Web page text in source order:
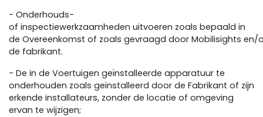
- Onderhouds-
of inspectiewerkzaamheden uitvoeren zoals bepaald in
de Overeenkomst of zoals gevraagd door Mobilisights en/
de fabrikant.
- De in de Voertuigen geïnstalleerde apparatuur te
onderhouden zoals geïnstalleerd door de Fabrikant of zijn
erkende installateurs, zonder de locatie of omgeving
ervan te wijzigen;